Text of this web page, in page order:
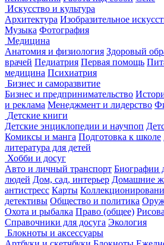
Искусство и культура
Архитектура Изобразительное
Музыка Фотография
Медицина
Анатомия и физиология Здоровый
врачей Педиатрия Первая помощь
медицина Психиатрия
Бизнес и саморазвитие
Бизнес и предпринимательство
и реклама Менеджмент и лидерство
Детские книги
Детские энциклопедии и научпоп
Комиксы и манга Подготовка к школе
литература для детей
Хобби и досуг
Авто и личный транспорт Биографии
людей Дом, сад, интерьер Домашние
антистресс Карты
детективы Общество и политика
Охота и рыбалка Право (общее)
Справочники для досуга Экология
Блокноты и аксессуары